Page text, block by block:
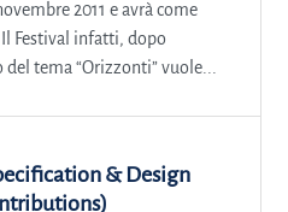
2011 e avrà come
Il Festival infatti, dopo
del tema “Orizzonti” vuole...
& Design